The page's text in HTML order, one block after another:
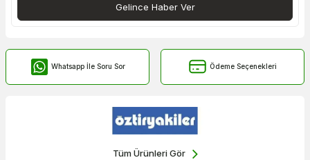
Gelince Haber Ver
Whatsapp İle Soru Sor Ödeme Seçenekleri
Tüm Ürünleri Gör